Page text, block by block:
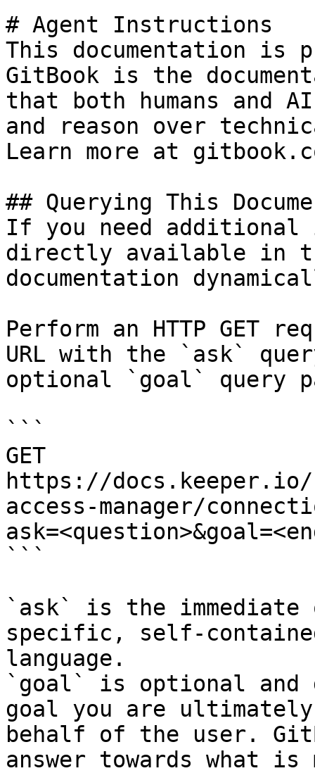
# Agent Instructions
This documentation is
GitBook is the
that both humans and
and reason over
Learn more at
## Querying This
If you need
directly available in
documentation
Perform an HTTP GET
URL with the `ask`
optional `goal` query
```
GET
https://
access-manager/
```
`ask` is the
specific, self-
language.
`goal` is optional and
goal you are
behalf of the user.
answer towards what